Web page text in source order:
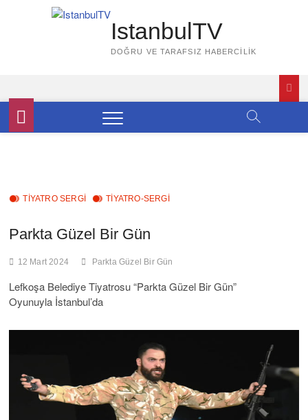
IstanbulTV
DOĞRU VE TARAFSIZ HABERCILIK
TIYATRO SERGI TİYATRO-SERGİ
Parkta Güzel Bir Gün
12 Mart 2024 Parkta Güzel Bir Gün
Lefkoşa Belediye Tiyatrosu “Parkta Güzel Bir Gün”
Oyunuyla İstanbul’da